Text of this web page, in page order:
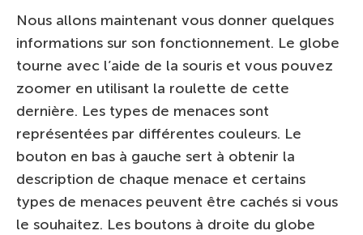
Nous allons maintenant vous donner quelques
informations sur son fonctionnement. Le globe
tourne avec l’aide de la souris et vous pouvez
zoomer en utilisant la roulette de cette
dernière. Les types de menaces sont
représentées par différentes couleurs. Le
bouton en bas à gauche sert à obtenir la
description de chaque menace et certains
types de menaces peuvent être cachés si vous
le souhaitez. Les boutons à droite du globe